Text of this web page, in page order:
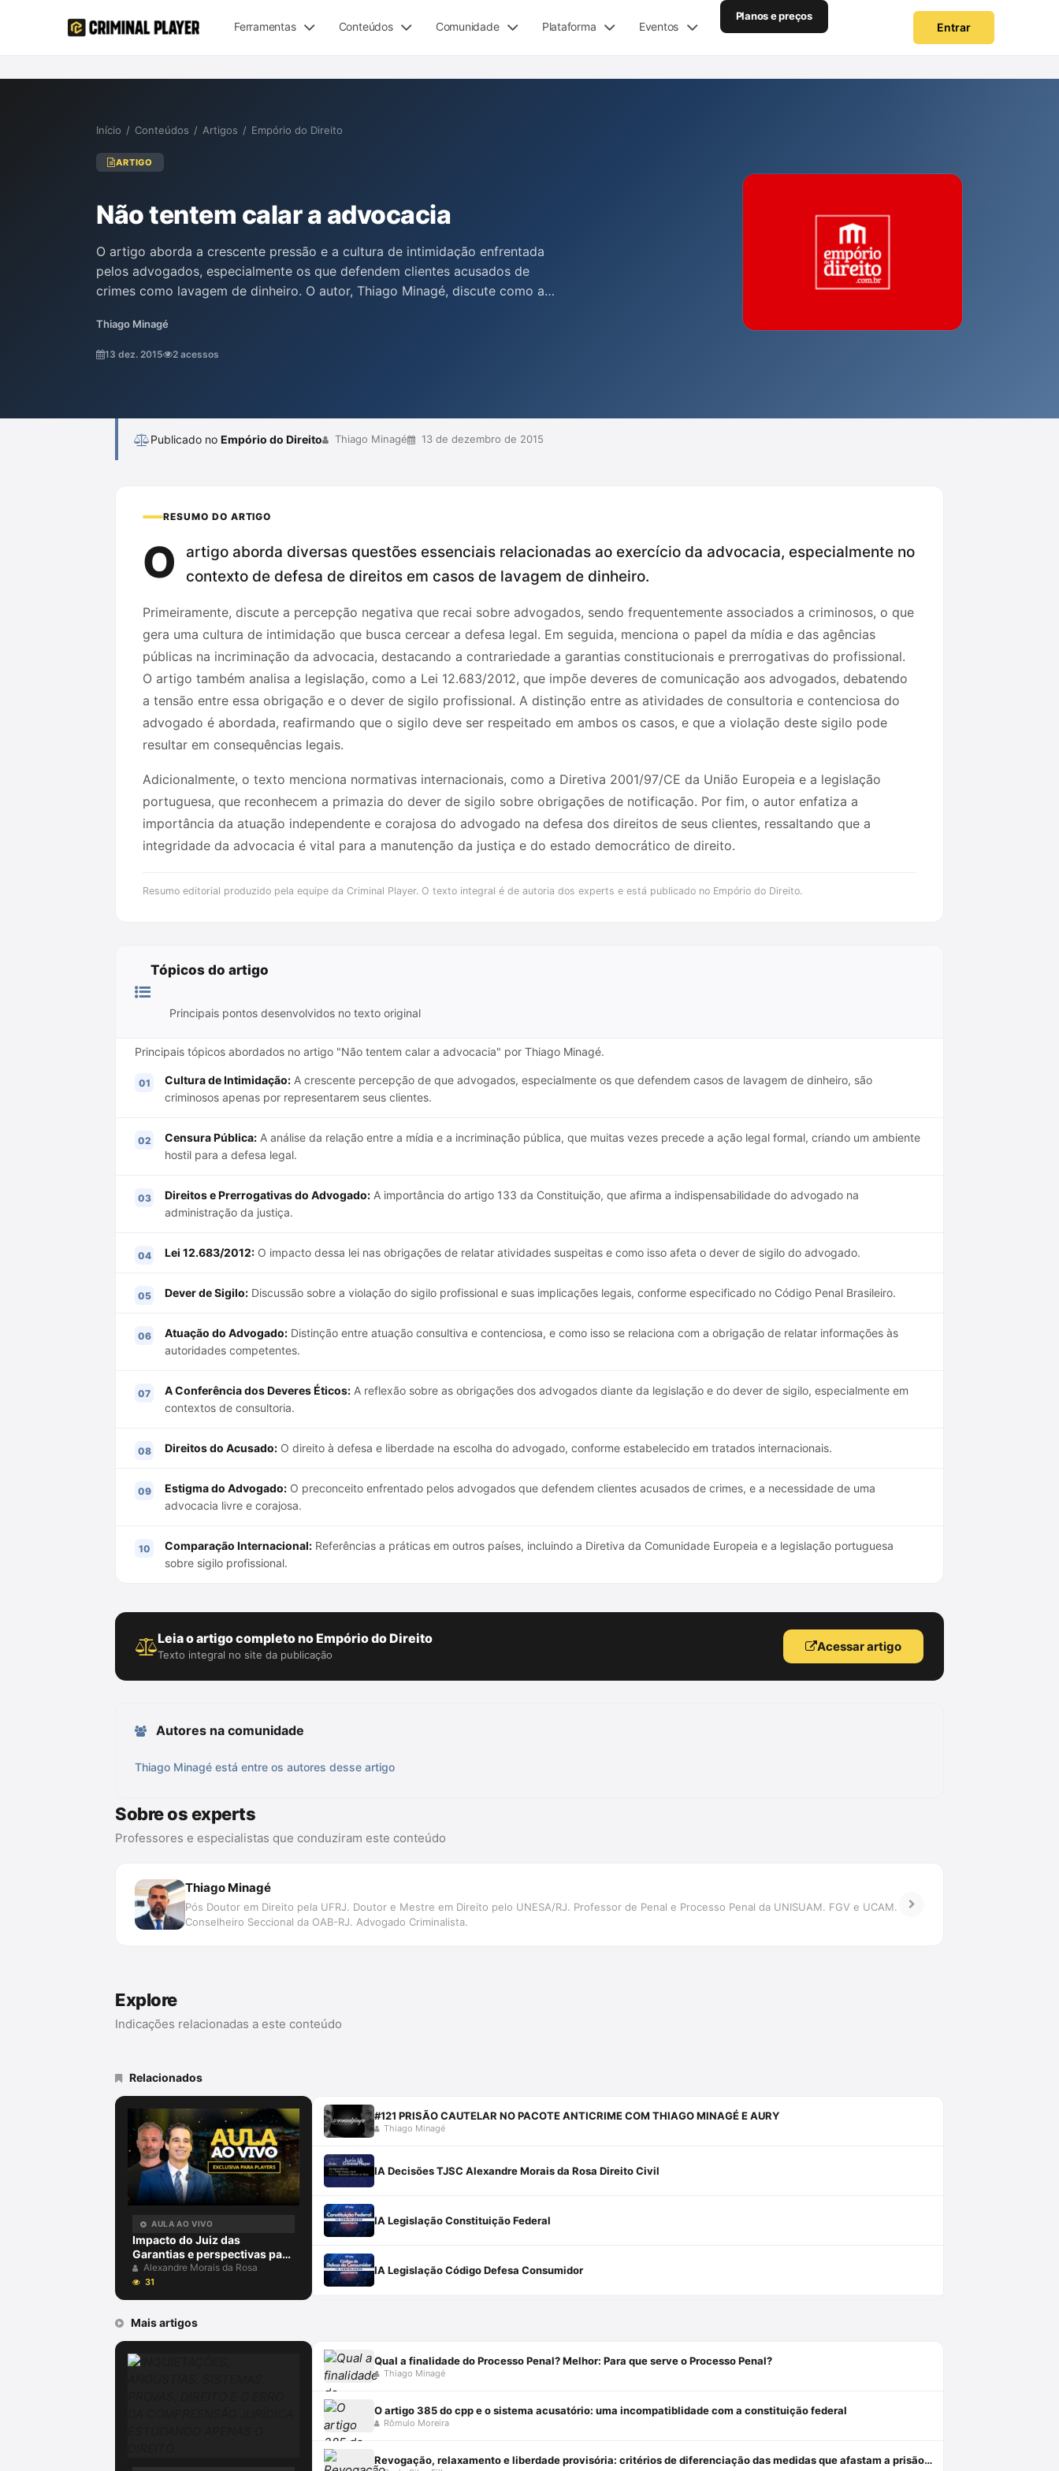
Ferramentas Conteúdos Comunidade Plataforma Eventos
Planos e preços
Entrar
Início / Conteúdos / Artigos / Empório do Direito
ARTIGO
Não tentem calar a advocacia
O artigo aborda a crescente pressão e a cultura de intimidação enfrentada
pelos advogados, especialmente os que defendem clientes acusados de
crimes como lavagem de dinheiro. O autor, Thiago Minagé, discute como a
constitucionais e as prerrogativas dos advogados, ressaltando a importância
do sigilo profissional e a essencialidade do advogado na administração da
Thiago Minagé
13 dez. 2015 2 acessos
Publicado no Empório do Direito Thiago Minagé 13 de dezembro de 2015
RESUMO DO ARTIGO
O
artigo aborda diversas questões essenciais relacionadas ao exercício da advocacia, especialmente no
contexto de defesa de direitos em casos de lavagem de dinheiro.
Primeiramente, discute a percepção negativa que recai sobre advogados, sendo frequentemente associados a criminosos, o que
gera uma cultura de intimidação que busca cercear a defesa legal. Em seguida, menciona o papel da mídia e das agências
públicas na incriminação da advocacia, destacando a contrariedade a garantias constitucionais e prerrogativas do profissional.
O artigo também analisa a legislação, como a Lei 12.683/2012, que impõe deveres de comunicação aos advogados, debatendo
a tensão entre essa obrigação e o dever de sigilo profissional. A distinção entre as atividades de consultoria e contenciosa do
advogado é abordada, reafirmando que o sigilo deve ser respeitado em ambos os casos, e que a violação deste sigilo pode
resultar em consequências legais.
Adicionalmente, o texto menciona normativas internacionais, como a Diretiva 2001/97/CE da União Europeia e a legislação
portuguesa, que reconhecem a primazia do dever de sigilo sobre obrigações de notificação. Por fim, o autor enfatiza a
importância da atuação independente e corajosa do advogado na defesa dos direitos de seus clientes, ressaltando que a
integridade da advocacia é vital para a manutenção da justiça e do estado democrático de direito.
Resumo editorial produzido pela equipe da Criminal Player. O texto integral é de autoria dos experts e está publicado no Empório do Direito.
Tópicos do artigo
Principais pontos desenvolvidos no texto original
Principais tópicos abordados no artigo "Não tentem calar a advocacia" por Thiago Minagé.
Cultura de Intimidação: A crescente percepção de que advogados, especialmente os que defendem casos de lavagem de dinheiro, são
criminosos apenas por representarem seus clientes.
Censura Pública: A análise da relação entre a mídia e a incriminação pública, que muitas vezes precede a ação legal formal, criando um ambiente
hostil para a defesa legal.
Direitos e Prerrogativas do Advogado: A importância do artigo 133 da Constituição, que afirma a indispensabilidade do advogado na
administração da justiça.
Lei 12.683/2012: O impacto dessa lei nas obrigações de relatar atividades suspeitas e como isso afeta o dever de sigilo do advogado.
Dever de Sigilo: Discussão sobre a violação do sigilo profissional e suas implicações legais, conforme especificado no Código Penal Brasileiro.
Atuação do Advogado: Distinção entre atuação consultiva e contenciosa, e como isso se relaciona com a obrigação de relatar informações às
autoridades competentes.
A Conferência dos Deveres Éticos: A reflexão sobre as obrigações dos advogados diante da legislação e do dever de sigilo, especialmente em
contextos de consultoria.
Direitos do Acusado: O direito à defesa e liberdade na escolha do advogado, conforme estabelecido em tratados internacionais.
Estigma do Advogado: O preconceito enfrentado pelos advogados que defendem clientes acusados de crimes, e a necessidade de uma
advocacia livre e corajosa.
Comparação Internacional: Referências a práticas em outros países, incluindo a Diretiva da Comunidade Europeia e a legislação portuguesa
sobre sigilo profissional.
Leia o artigo completo no Empório do Direito
Texto integral no site da publicação
Acessar artigo
Autores na comunidade
Thiago Minagé está entre os autores desse artigo
Sobre os experts
Professores e especialistas que conduziram este conteúdo
Thiago Minagé
Pós Doutor em Direito pela UFRJ. Doutor e Mestre em Direito pelo UNESA/RJ. Professor de Penal e Processo Penal da UNISUAM. FGV e UCAM.
Conselheiro Seccional da OAB-RJ. Advogado Criminalista.
Explore
Indicações relacionadas a este conteúdo
Relacionados
AULA AO VIVO
Impacto do Juiz das
Garantias e perspectivas para
2024 com Alexandre Morais
da Rosa e Aury Lopes Jr
Alexandre Morais da Rosa
31
#121 PRISÃO CAUTELAR NO PACOTE ANTICRIME COM THIAGO MINAGÉ E AURY
Thiago Minagé
IA Decisões TJSC Alexandre Morais da Rosa Direito Civil
IA Legislação Constituição Federal
IA Legislação Código Defesa Consumidor
Mais artigos
Qual a finalidade do Processo Penal? Melhor: Para que serve o Processo Penal?
Thiago Minagé
O artigo 385 do cpp e o sistema acusatório: uma incompatiblidade com a constituição federal
Rômulo Moreira
Revogação, relaxamento e liberdade provisória: critérios de diferenciação das medidas que afastam a prisão cautelar